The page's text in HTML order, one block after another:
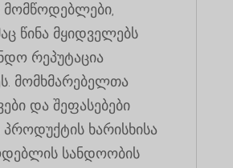
მომწოდებლები,
წინა მყიდველებს
რეპუტაცია
მომხმარებელთა
და შეფასებები
ხარისხისა
სანდოობის